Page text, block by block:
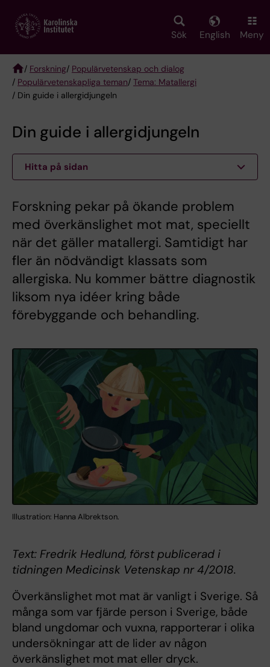
main
Sök English Meny
Breadcrumb
/ Forskning/ Populärvetenskap och dialog
/ Populärvetenskapliga teman/ Tema: Matallergi
/ Din guide i allergidjungeln
Din guide i allergidjungeln
Hitta på sidan
Forskning pekar på ökande problem
med överkänslighet mot mat, speciellt
när det gäller matallergi. Samtidigt har
fler än nödvändigt klassats som
allergiska. Nu kommer bättre diagnostik
liksom nya idéer kring både
förebyggande och behandling.
Illustration: Hanna Albrektson.
Text: Fredrik Hedlund, först publicerad i
tidningen Medicinsk Vetenskap nr 4/2018.
Överkänslighet mot mat är vanligt i Sverige. Så
många som var fjärde person i Sverige, både
bland ungdomar och vuxna, rapporterar i olika
undersökningar att de lider av någon
överkänslighet mot mat eller dryck.